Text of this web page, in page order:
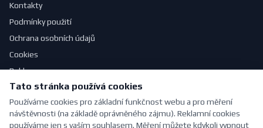
Kontakty
Podmínky použití
Ochrana osobních údajů
Cookies
Reklama
Jak se obléknout do divadla
Tato stránka používá cookies
Používáme cookies pro základní funkčnost webu a pro měření
návštěvnosti (na základě oprávněného zájmu). Reklamní cookies
používáme jen s vaším souhlasem. Měření můžete kdykoli vypnout